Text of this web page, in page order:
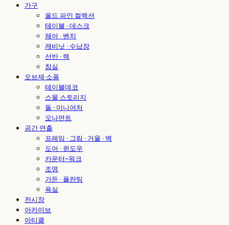
가구
올드 파인 컬렉션
테이블 · 데스크
체어 · 벤치
캐비닛 · 수납장
선반 · 랙
침실
오브제·소품
테이블데코
스몰 스토리지
돌 · 미니어처
오나먼트
공간 연출
프레임 · 그림 · 거울 · 벽
도어 · 윈도우
카운터-워크
조명
가든 · 플란팅
욕실
전시장
아카이브
아티클